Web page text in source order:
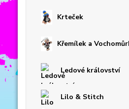
Krteček
Křemílek a
Ledové království
Lilo & Stitch